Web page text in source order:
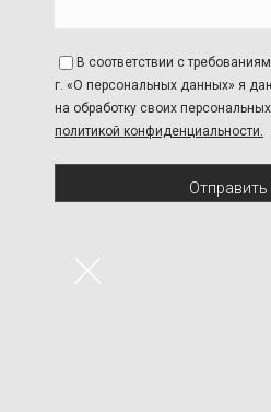
В соответствии с
г. «О персональных данных» я
на обработку своих
политикой конфиденциальности.
Отправить
×